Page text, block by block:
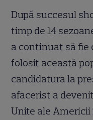
După succesul
timp de 14
a continuat să fie
folosit această
candidatura la
afacerist a
Unite ale Americii